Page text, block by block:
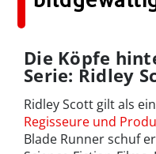
Die Köpfe
Serie: Ridley
Ridley Scott gilt als
Regisseure und
Blade Runner schuf